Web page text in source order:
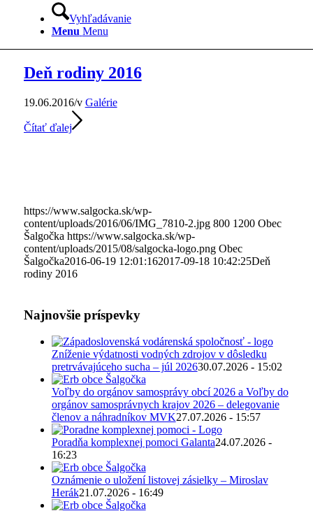
Vyhľadávanie
Menu Menu
Deň rodiny 2016
19.06.2016/v Galérie
Čítať ďalej
https://www.salgocka.sk/wp-
content/uploads/2016/06/IMG_7810-2.jpg 800 1200 Obec
Šalgočka https://www.salgocka.sk/wp-
content/uploads/2015/08/salgocka-logo.png Obec
Šalgočka2016-06-19 12:01:162017-09-18 10:42:25Deň
rodiny 2016
Najnovšie príspevky
Zníženie výdatnosti vodných zdrojov v dôsledku
pretrvávajúceho sucha – júl 202630.07.2026 - 15:02
Voľby do orgánov samosprávy obcí 2026 a Voľby do
orgánov samosprávnych krajov 2026 – delegovanie
členov a náhradníkov MVK27.07.2026 - 15:57
Poradňa komplexnej pomoci Galanta24.07.2026 -
16:23
Oznámenie o uložení listovej zásielky – Miroslav
Herák21.07.2026 - 16:49